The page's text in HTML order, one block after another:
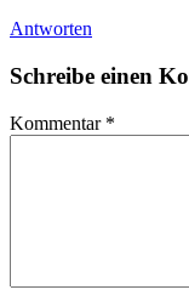
Antworten
Schreibe einen
Kommentar *